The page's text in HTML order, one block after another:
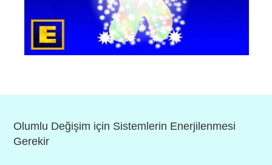
Olumlu Değişim için Sistemlerin Enerjilenmesi
Gerekir